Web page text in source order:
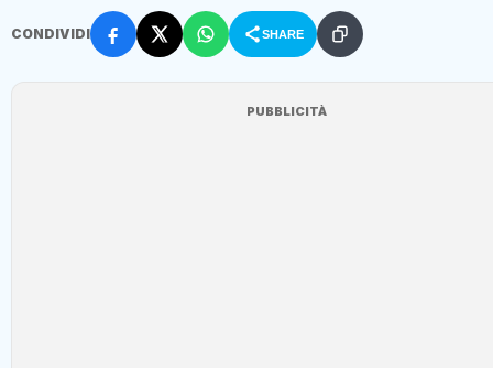
CONDIVIDI SHARE
PUBBLICITÀ